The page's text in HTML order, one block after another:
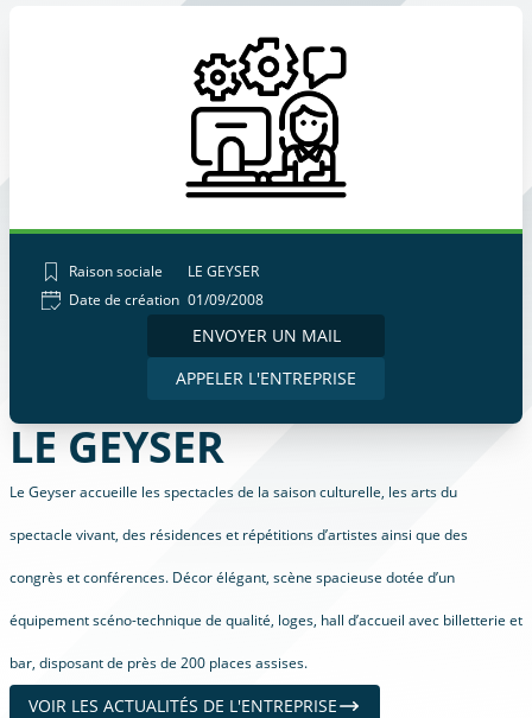
Raison sociale
LE GEYSER
Date de création 01/09/2008
ENVOYER UN MAIL
APPELER L'ENTREPRISE
LE GEYSER
Le Geyser accueille les spectacles de la saison culturelle, les arts du
spectacle vivant, des résidences et répétitions d’artistes ainsi que des
congrès et conférences. Décor élégant, scène spacieuse dotée d’un
équipement scéno-technique de qualité, loges, hall d’accueil avec billetterie et
bar, disposant de près de 200 places assises.
VOIR LES ACTUALITÉS DE L'ENTREPRISE